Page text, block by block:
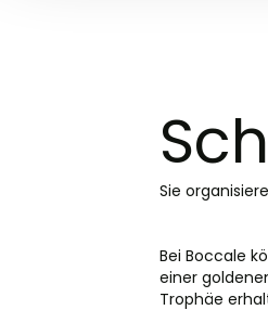
Sie
Bei Boccale
einer
Trophäe